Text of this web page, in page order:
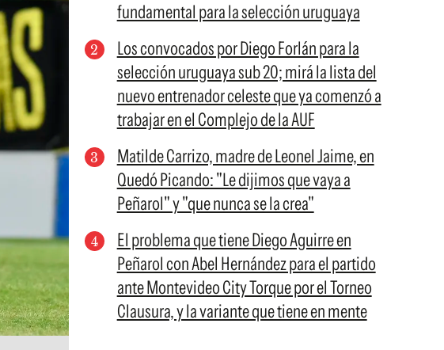
fundamental para la selección uruguaya
Los convocados por Diego Forlán para la
selección uruguaya sub 20; mirá la lista del
nuevo entrenador celeste que ya comenzó a
trabajar en el Complejo de la AUF
Matilde Carrizo, madre de Leonel Jaime, en
Quedó Picando: "Le dijimos que vaya a
Peñarol" y "que nunca se la crea"
El problema que tiene Diego Aguirre en
Peñarol con Abel Hernández para el partido
ante Montevideo City Torque por el Torneo
Clausura, y la variante que tiene en mente